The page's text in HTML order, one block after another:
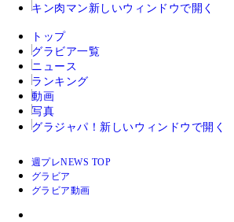
キン肉マン 新しいウィンドウで開く
トップ
グラビア一覧
ニュース
ランキング
動画
写真
グラジャパ！ 新しいウィンドウで開く
週プレNEWS TOP
グラビア
グラビア動画